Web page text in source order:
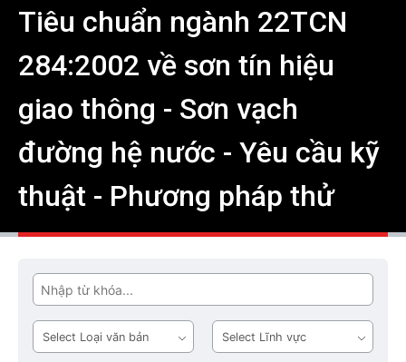
Tiêu chuẩn ngành 22TCN
284:2002 về sơn tín hiệu
giao thông - Sơn vạch
đường hệ nước - Yêu cầu kỹ
thuật - Phương pháp thử
Tìm
Loại
văn
Lĩnh
vực